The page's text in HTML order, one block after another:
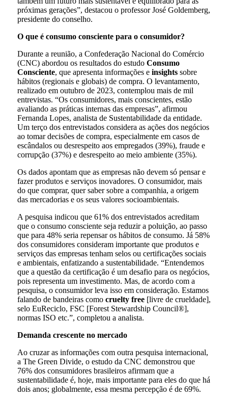
próximas gerações”, destacou o professor José Goldemberg,
presidente do conselho.
O que é consumo consciente para o consumidor?
Durante a reunião, a Confederação Nacional do Comércio
(CNC) abordou os resultados do estudo Consumo
Consciente, que apresenta informações e insights sobre
hábitos (regionais e globais) de compra. O levantamento,
realizado em outubro de 2023, contemplou mais de mil
entrevistas. “Os consumidores, mais conscientes, estão
avaliando as práticas internas das empresas”, afirmou
Fernanda Lopes, analista de Sustentabilidade da entidade.
Um terço dos entrevistados considera as ações dos negócios
ao tomar decisões de compra, especialmente em casos de
escândalos ou desrespeito aos empregados (39%), fraude e
corrupção (37%) e desrespeito ao meio ambiente (35%).
Os dados apontam que as empresas não devem só pensar e
fazer produtos e serviços inovadores. O consumidor, mais
do que comprar, quer saber sobre a companhia, a origem
das mercadorias e os seus valores socioambientais.
A pesquisa indicou que 61% dos entrevistados acreditam
que o consumo consciente seja reduzir a poluição, ao passo
que para 48% seria repensar os hábitos de consumo. Já 58%
dos consumidores consideram importante que produtos e
serviços das empresas tenham selos ou certificações sociais
e ambientais, enfatizando a sustentabilidade. “Entendemos
que a questão da certificação é um desafio para os negócios,
pois representa um investimento. Mas, de acordo com a
pesquisa, o consumidor leva isso em consideração. Estamos
falando de bandeiras como cruelty free [livre de crueldade],
selo EuReciclo, FSC [Forest Stewardship Council®],
normas ISO etc.”, completou a analista.
Demanda crescente no mercado
Ao cruzar as informações com outra pesquisa internacional,
a The Green Divide, o estudo da CNC demonstrou que
76% dos consumidores brasileiros afirmam que a
sustentabilidade é, hoje, mais importante para eles do que há
dois anos; globalmente, essa mesma percepção é de 69%.